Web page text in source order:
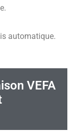
automatique.
VEFA